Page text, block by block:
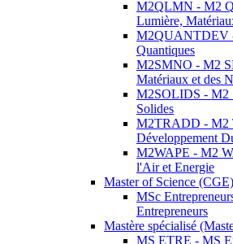
M2QLMN - M2
Lumière,
M2QUANTDEV
Quantiques
M2SMNO - M2
Matériaux et des
M2SOLIDS - M2
Solides
M2TRADD - M2
Développement
M2WAPE - M2
l'Air et Energie
Master of Science (CGE)
MSc
Entrepreneurs
Mastère spécialisé
MS ETRE - MS